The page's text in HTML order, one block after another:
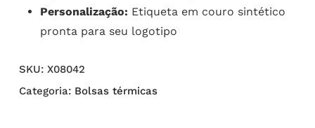
Personalização: Etiqueta em couro sintético
pronta para seu logotipo
SKU: X08042
Categoria: Bolsas térmicas